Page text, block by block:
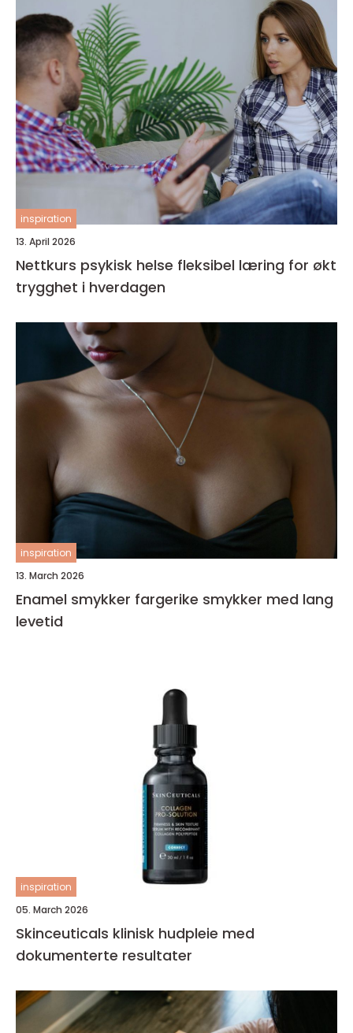
inspiration
13. April 2026
Nettkurs psykisk helse fleksibel læring for økt
trygghet i hverdagen
inspiration
13. March 2026
Enamel smykker fargerike smykker med lang
levetid
inspiration
05. March 2026
Skinceuticals klinisk hudpleie med
dokumenterte resultater